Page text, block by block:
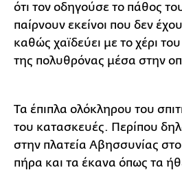
ότι τον οδηγούσε το πάθος
παίρνουν εκείνοι που δεν
καθώς χαϊδεύει με το χέρι
της πολυθρόνας μέσα στην
Τα έπιπλα ολόκληρου του
του κατασκευές. Περίπου
στην πλατεία Αβησσυνίας
πήρα και τα έκανα όπως τα